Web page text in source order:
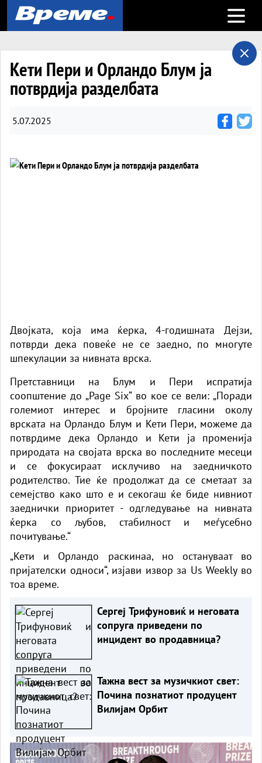
Open
Кети Пери и Орландо Блум ја
потврдија разделбата
5.07.2025
Двојката, која има ќерка, 4-годишната Дејзи,
потврди дека повеќе не се заедно, по многуте
шпекулации за нивната врска.
Претставници на Блум и Пери испратија
соопштение до „Page Six“ во кое се вели: „Поради
големиот интерес и бројните гласини околу
врската на Орландо Блум и Кети Пери, можеме да
потврдиме дека Орландо и Кети ја променија
природата на својата врска во последните месеци
и се фокусираат исклучиво на заедничкото
родителство. Тие ќе продолжат да се сметаат за
семејство како што е и секогаш ќе биде нивниот
заеднички приоритет - одгледување на нивната
ќерка со љубов, стабилност и меѓусебно
почитување.“
„Кети и Орландо раскинаа, но остануваат во
пријателски односи“, изјави извор за Us Weekly во
тоа време.
Сергеј Трифуновиќ и неговата
сопруга приведени по
инцидент во продавница?
Тажна вест за музичкиот свет:
Почина познатиот продуцент
Вилијам Орбит